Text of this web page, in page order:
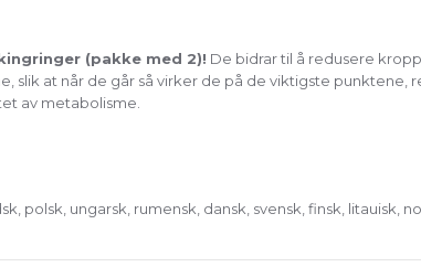
(pakke med 2)! De bidrar til å redusere
at når de går så virker de på de viktigste punktene,
av metabolisme.
polsk, ungarsk, rumensk, dansk, svensk, finsk, litauisk,